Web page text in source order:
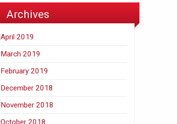
Archives
April 2019
March 2019
February 2019
December 2018
November 2018
October 2018